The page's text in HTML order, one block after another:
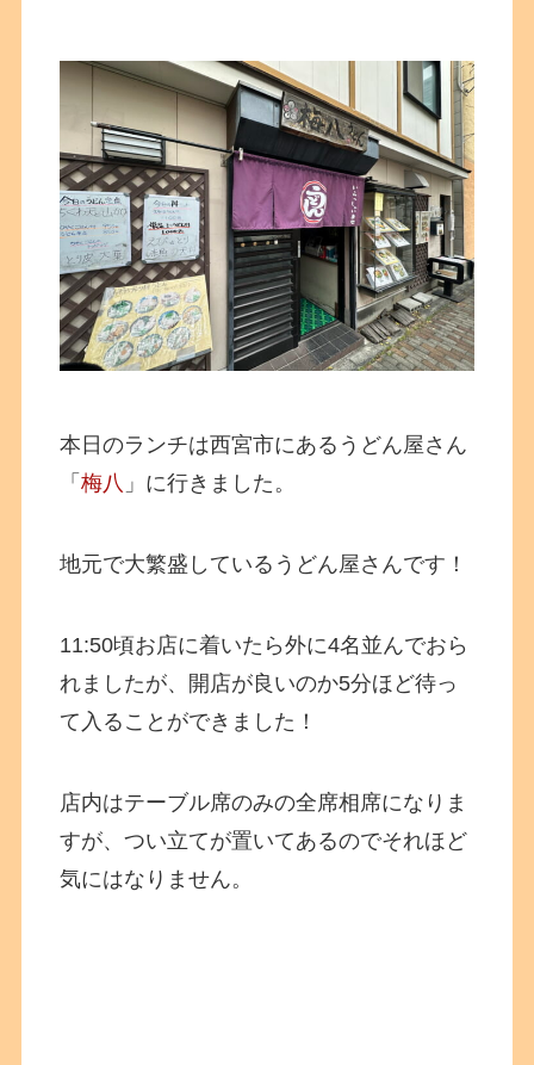
本日のランチは西宮市にあるうどん屋さん
「梅八 」に行きました。
地元で大繁盛しているうどん屋さんです！
11:50頃お店に着いたら外に4名並んでおら
れましたが、開店が良いのか5分ほど待っ
て入ることができました！
店内はテーブル席のみの全席相席になりま
すが、つい立てが置いてあるのでそれほど
気にはなりません。